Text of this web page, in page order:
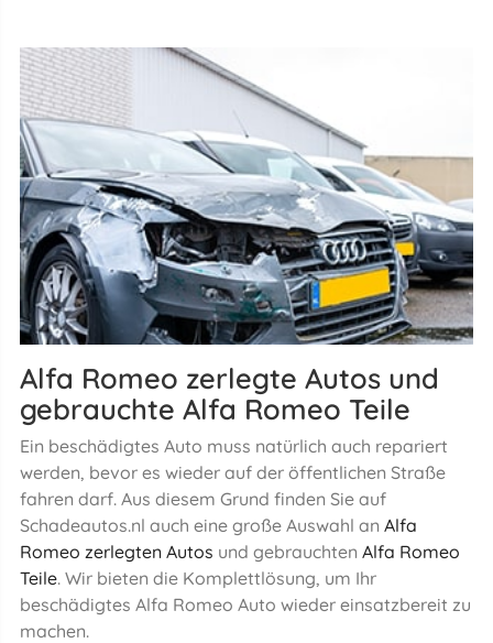
Alfa Romeo zerlegte Autos und
gebrauchte Alfa Romeo Teile
Ein beschädigtes Auto muss natürlich auch repariert
werden, bevor es wieder auf der öffentlichen Straße
fahren darf. Aus diesem Grund finden Sie auf
Schadeautos.nl auch eine große Auswahl an Alfa
Romeo zerlegten Autos und gebrauchten Alfa Romeo
Teile. Wir bieten die Komplettlösung, um Ihr
beschädigtes Alfa Romeo Auto wieder einsatzbereit zu
machen.